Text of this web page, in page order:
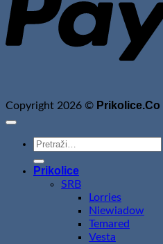
Copyright 2026 © Prikolice.Co
Pretraži:
Prikolice
SRB
Lorries
Niewiadow
Temared
Vesta